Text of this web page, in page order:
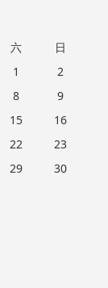
六
日
1
2
8
9
15
16
22
23
29
30